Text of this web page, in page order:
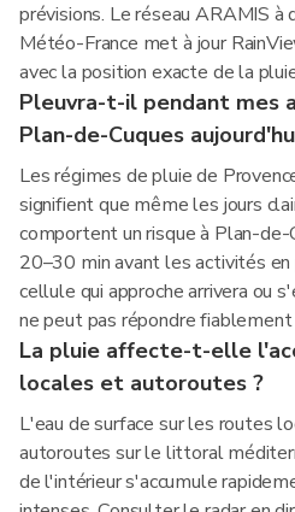
prévisions. Le réseau ARAMIS à
Météo-France met à jour
avec la position exacte de la
Pleuvra-t-il pendant mes
Plan-de-Cuques
Les régimes de pluie de
signifient que même les jours
comportent un risque à Plan-
20–30 min avant les activités
cellule qui approche arrivera ou
ne peut pas répondre fiablement
La pluie affecte-t-elle
locales et autoroutes ?
L'eau de surface sur les routes
autoroutes sur le littoral
de l'intérieur s'accumule